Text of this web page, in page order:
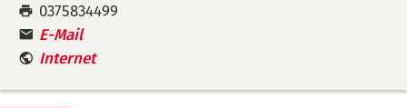
Fax:
0375834499
E-Mail
Internet